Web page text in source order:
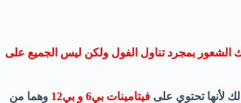
الشعور بمجرد تناول الفول ولكن ليس الجميع على
لأنها تحتوي على فيتامينات بي6 و بي12
وهما من